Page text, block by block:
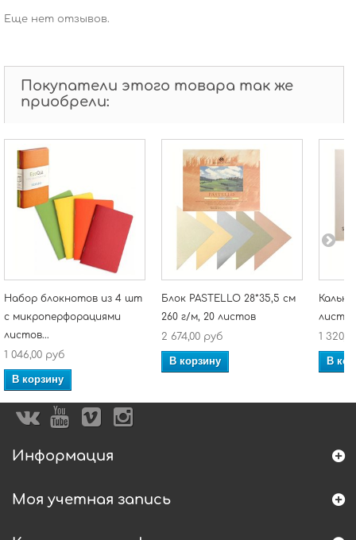
Еще нет отзывов.
Покупатели этого товара так же
приобрели:
Набор блокнотов из 4 шт
с микроперфорациями
листов...
1 046,00 руб
В корзину
Блок PASTELLO 28*35,5 см
260 г/м, 20 листов
2 674,00 руб
В корзину
листов
1
В
Информация
Моя учетная запись